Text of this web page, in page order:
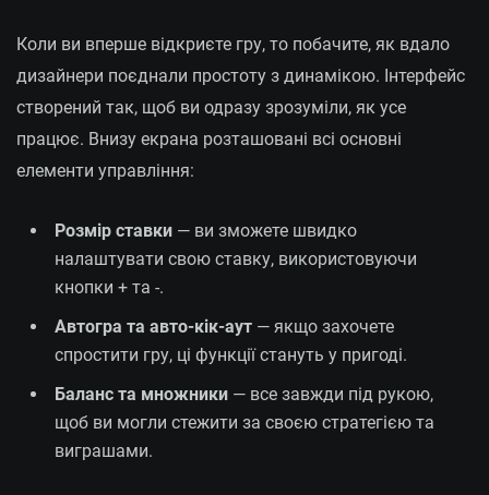
Коли ви вперше відкриєте гру, то побачите, як вдало
дизайнери поєднали простоту з динамікою. Інтерфейс
створений так, щоб ви одразу зрозуміли, як усе
працює. Внизу екрана розташовані всі основні
елементи управління:
Розмір ставки — ви зможете швидко
налаштувати свою ставку, використовуючи
кнопки + та -.
Автогра та авто-кік-аут — якщо захочете
спростити гру, ці функції стануть у пригоді.
Баланс та множники — все завжди під рукою,
щоб ви могли стежити за своєю стратегією та
виграшами.